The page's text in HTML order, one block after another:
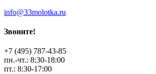
info@33molotka.ru
Звоните!
+7 (495) 787-43-85
пн.-чт.: 8:30-18:00
пт.: 8:30-17:00